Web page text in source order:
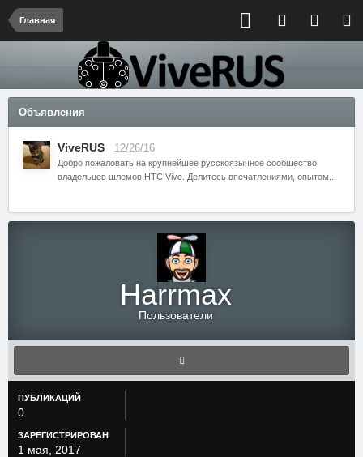
Главная
Объявления
ViveRUS 12/26/16
Добро пожаловать на крупнейшее русскоязычное сообщество
владельцев шлемов HTC Vive. Делитесь впечатлениями, опытом...
Harrmax
Пользователи
ПУБЛИКАЦИЙ
0
ЗАРЕГИСТРИРОВАН
1 мая, 2017